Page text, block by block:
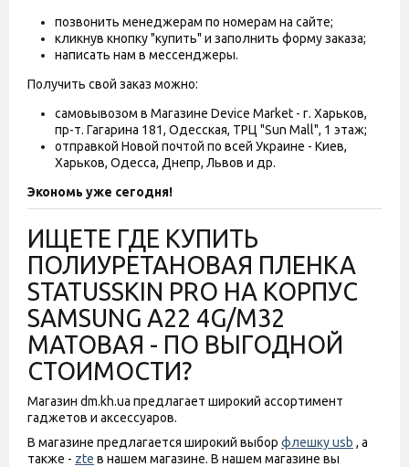
позвонить менеджерам по номерам на сайте;
кликнув кнопку "купить" и заполнить форму заказа;
написать нам в мессенджеры.
Получить свой заказ можно:
самовывозом в Магазине Device Market - г. Харьков,
пр-т. Гагарина 181, Одесская, ТРЦ "Sun Mall", 1 этаж;
отправкой Новой почтой по всей Украине - Киев,
Харьков, Одесса, Днепр, Львов и др.
Экономь уже сегодня!
ИЩЕТЕ ГДЕ КУПИТЬ
ПОЛИУРЕТАНОВАЯ ПЛЕНКА
STATUSSKIN PRO НА КОРПУС
SAMSUNG A22 4G/M32
МАТОВАЯ - ПО ВЫГОДНОЙ
СТОИМОСТИ?
Магазин dm.kh.ua предлагает широкий ассортимент
гаджетов и аксессуаров.
В магазине предлагается широкий выбор флешку usb , а
также - zte в нашем магазине. В нашем магазине вы